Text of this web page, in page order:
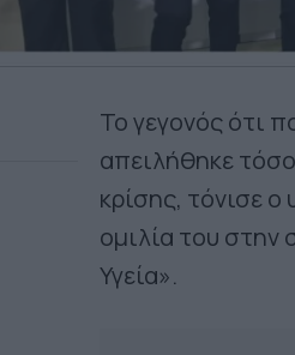
Το γεγονός ότι
απειλήθηκε
κρίσης, τόνισε
ομιλία του στην
Υγεία».